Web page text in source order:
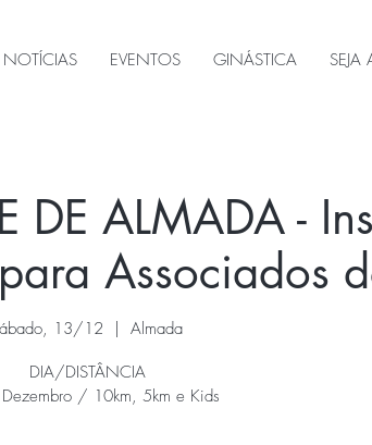
NOTÍCIAS EVENTOS GINÁSTICA SEJA
DE ALMADA -
Associados
13/12
  |
Almada
DIA/DISTÂNCIA
/ 10km, 5km e Kids